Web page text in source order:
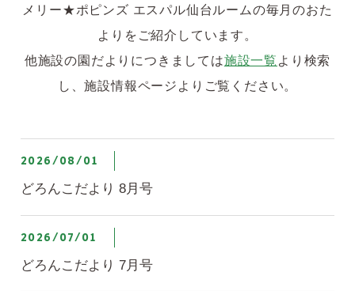
メリー★ポピンズ エスパル仙台ルームの毎月のおた
よりをご紹介しています。
他施設の園だよりにつきましては施設一覧 より検索
し、施設情報ページよりご覧ください。
2026/08/01
どろんこだより 8月号
2026/07/01
どろんこだより 7月号